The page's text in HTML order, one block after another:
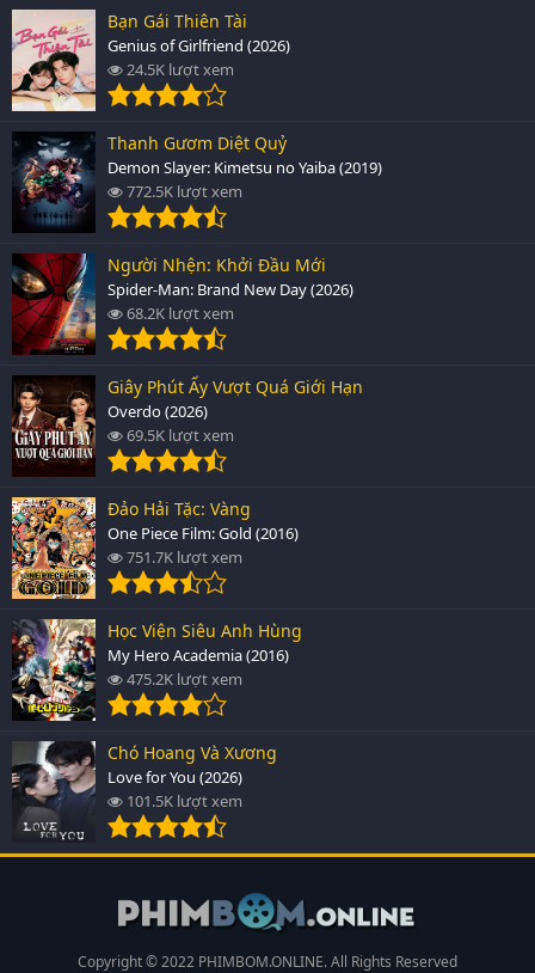
Bạn Gái Thiên Tài
Genius of Girlfriend (2026)
24.5K lượt xem
Thanh Gươm Diệt Quỷ
Demon Slayer: Kimetsu no Yaiba (2019)
772.5K lượt xem
Người Nhện: Khởi Đầu Mới
Spider-Man: Brand New Day (2026)
68.2K lượt xem
Giây Phút Ấy Vượt Quá Giới Hạn
Overdo (2026)
69.5K lượt xem
Đảo Hải Tặc: Vàng
One Piece Film: Gold (2016)
751.7K lượt xem
Học Viện Siêu Anh Hùng
My Hero Academia (2016)
475.2K lượt xem
Chó Hoang Và Xương
Love for You (2026)
101.5K lượt xem
Copyright © 2022 PHIMBOM.ONLINE. All Rights Reserved